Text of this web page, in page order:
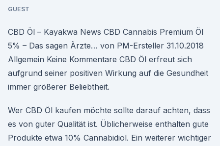
GUEST
CBD Öl – Kayakwa News CBD Cannabis Premium Öl
5% – Das sagen Ärzte… von PM-Ersteller 31.10.2018
Allgemein Keine Kommentare CBD Öl erfreut sich
aufgrund seiner positiven Wirkung auf die Gesundheit
immer größerer Beliebtheit.
Wer CBD Öl kaufen möchte sollte darauf achten, dass
es von guter Qualität ist. Üblicherweise enthalten gute
Produkte etwa 10% Cannabidiol. Ein weiterer wichtiger